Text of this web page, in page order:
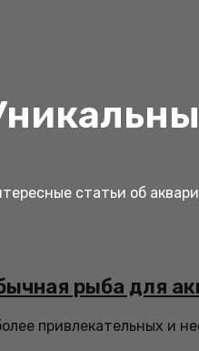
статьи об
рыба для
привлекательных и